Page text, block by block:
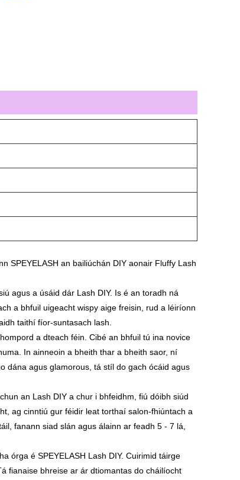
SPEYELASH an bailiúchán DIY aonair Fluffy Lash
agus a úsáid dár Lash DIY. Is é an toradh ná
a bhfuil uigeacht wispy aige freisin, rud a léiríonn
taithí fíor-suntasach lash.
a dteach féin. Cibé an bhfuil tú ina novice
In ainneoin a bheith thar a bheith saor, ní
dána agus glamorous, tá stíl do gach ócáid ​​agus
an Lash DIY a chur i bhfeidhm, fiú dóibh siúd
ag cinntiú gur féidir leat torthaí salon-fhiúntach a
fanann siad slán agus álainn ar feadh 5 - 7 lá,
órga é SPEYELASH Lash DIY. Cuirimid táirge
fianaise bhreise ar ár dtiomantas do cháilíocht